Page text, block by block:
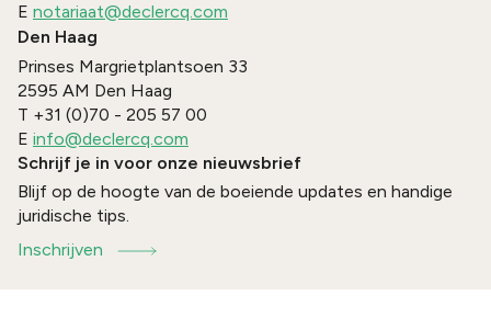
E notariaat@declercq.com
Den Haag
Prinses Margrietplantsoen 33
2595 AM Den Haag
T +31 (0)70 - 205 57 00
E info@declercq.com
Schrijf je in voor onze nieuwsbrief
Blijf op de hoogte van de boeiende updates en handige
juridische tips.
Inschrijven